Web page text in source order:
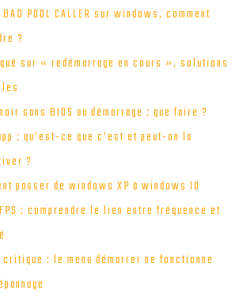
POOL CALLER sur windows, comment
?
sur « redémarrage en cours », solutions
sans BIOS au démarrage : que faire ?
: qu’est-ce que c’est et peut-on la
?
passer de windows XP à windows 10
: comprendre le lien entre fréquence et
critique : le menu démarrer ne fonctionne